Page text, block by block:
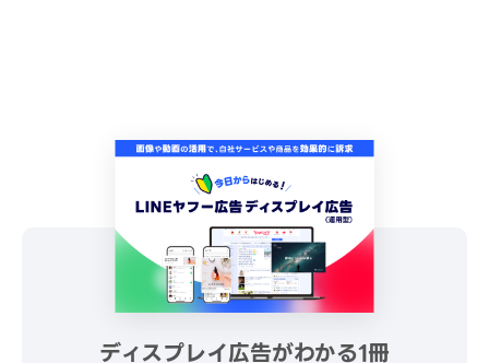
ディスプレイ広告がわかる1冊